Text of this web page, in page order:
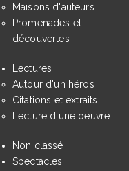
Maisons d'auteurs
Promenades et
découvertes
Lectures
Autour d'un héros
Citations et extraits
Lecture d'une oeuvre
Non classé
Spectacles